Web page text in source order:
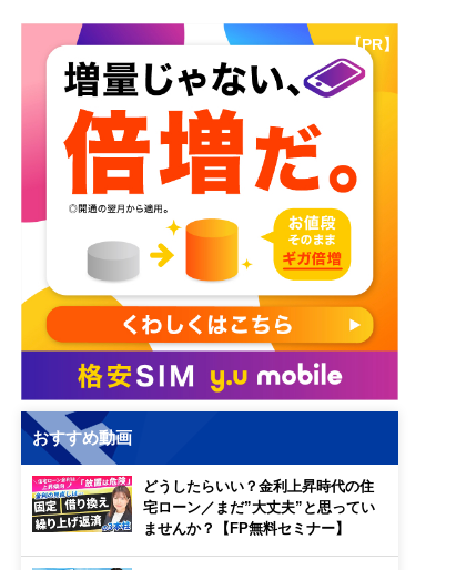
【PR】
おすすめ動画
どうしたらいい？金利上昇時代の住
宅ローン／まだ”大丈夫”と思ってい
ませんか？【FP無料セミナー】